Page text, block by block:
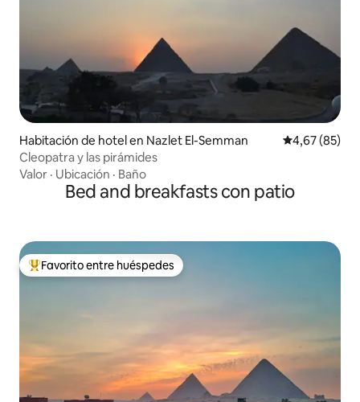
Habitación de hotel en Nazlet El-Semman Calificación
4,67 (85)
Cleopatra y las pirámides
Valor · Ubicación · Baño
Bed and breakfasts con patio
Favorito entre los huéspedes más destacados
Favorito entre huéspedes